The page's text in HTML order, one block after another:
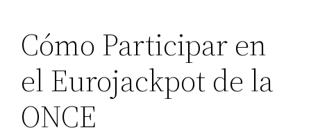
Cómo Participar en
el Eurojackpot de la
ONCE